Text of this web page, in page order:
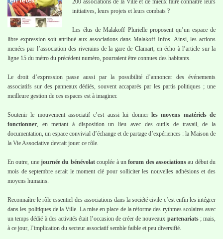
200 associations de la Ville et de mieux faire connaître leurs
initiatives, leurs projets et leurs combats ?
Les élus de Malakoff Plurielle proposent qu’un espace de
libre expression soit attribué aux associations dans Malakoff Infos. Ainsi, les actions
menées par l’association des riverains de la gare de Clamart, en écho à l’article sur la
ligne 15 du métro du précédent numéro, pourraient être connues des habitants.
Le droit d’expression passe aussi par la possibilité d’annoncer des événements
associatifs sur des panneaux dédiés, souvent accaparés par les partis politiques ; une
meilleure gestion de ces espaces est à imaginer.
Soutenir le mouvement associatif c’est aussi lui donner les moyens matériels de
fonctionner, en mettant à disposition un lieu avec des outils de travail, de la
documentation, un espace convivial d’échange et de partage d’expériences : la Maison de
la Vie Associative devrait jouer ce rôle.
En outre, unejournée du bénévolatcouplée à unforum des associationsau début du
mois de septembre serait le moment clé pour solliciter les nouvelles adhésions et des
moyens humains.
Reconnaître le rôle essentiel des associations dans la société civile c’est enfin les intégrer
dans les politiques de la Ville. La mise en place de la réforme des rythmes scolaires avec
un temps dédié à des activités était l’occasion de créer de nouveaux partenariats; mais,
à ce jour, l’implication du secteur associatif semble faible et peu diversifié.